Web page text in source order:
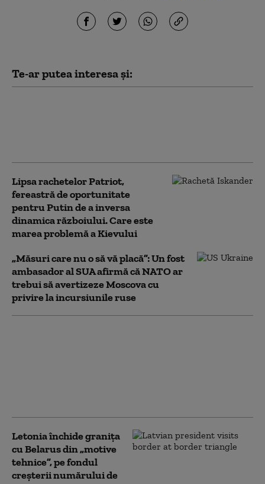
Te-ar putea interesa și:
Lipsa rachetelor Patriot,
fereastră de oportunitate
pentru Putin de a inversa
dinamica războiului. Care este
marea problemă a Kievului
„Măsuri care nu o să vă placă”: Un fost
ambasador al SUA afirmă că NATO ar
trebui să avertizeze Moscova cu
privire la incursiunile ruse
Letonia închide granița
cu Belarus din „motive
tehnice”, pe fondul
creșterii numărului de